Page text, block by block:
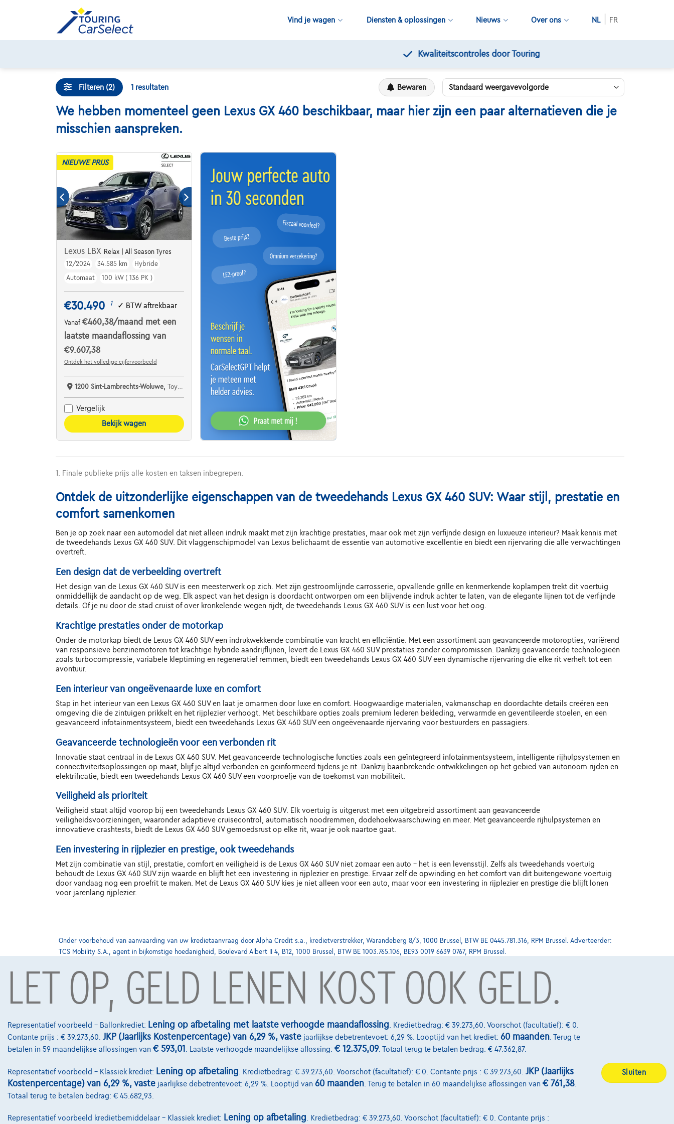
Vind je wagen Diensten & oplossingen Nieuws Over ons NL FR
Filteren (2) 1 resultaten Bewaren
We hebben momenteel geen Lexus GX 460 beschikbaar, maar hier zijn een paar alternatieven die je
misschien aanspreken.
NIEUWE PRIJS
Lexus LBX Relax | All Season Tyres
12/2024
34.585 km
Hybride
Automaat
100 kW ( 136 PK )
€30.490 1 ✓ BTW aftrekbaar
Vanaf €460,38/maand met een
laatste maandaflossing van
€9.607,38
Ontdek het volledige cijfervoorbeeld
1200 Sint-Lambrechts-Woluwe, Toyota City Approved Used Woluwe
Vergelijk
Bekijk wagen
1. Finale publieke prijs alle kosten en taksen inbegrepen.
Ontdek de uitzonderlijke eigenschappen van de tweedehands Lexus GX 460 SUV: Waar stijl, prestatie en
comfort samenkomen
Ben je op zoek naar een automodel dat niet alleen indruk maakt met zijn krachtige prestaties, maar ook met zijn verfijnde design en luxueuze interieur? Maak kennis met
de tweedehands Lexus GX 460 SUV. Dit vlaggenschipmodel van Lexus belichaamt de essentie van automotive excellentie en biedt een rijervaring die alle verwachtingen
overtreft.
Een design dat de verbeelding overtreft
Het design van de Lexus GX 460 SUV is een meesterwerk op zich. Met zijn gestroomlijnde carrosserie, opvallende grille en kenmerkende koplampen trekt dit voertuig
onmiddellijk de aandacht op de weg. Elk aspect van het design is doordacht ontworpen om een blijvende indruk achter te laten, van de elegante lijnen tot de verfijnde
details. Of je nu door de stad cruist of over kronkelende wegen rijdt, de tweedehands Lexus GX 460 SUV is een lust voor het oog.
Krachtige prestaties onder de motorkap
Onder de motorkap biedt de Lexus GX 460 SUV een indrukwekkende combinatie van kracht en efficiëntie. Met een assortiment aan geavanceerde motoropties, variërend
van responsieve benzinemotoren tot krachtige hybride aandrijflijnen, levert de Lexus GX 460 SUV prestaties zonder compromissen. Dankzij geavanceerde technologieën
zoals turbocompressie, variabele kleptiming en regeneratief remmen, biedt een tweedehands Lexus GX 460 SUV een dynamische rijervaring die elke rit verheft tot een
avontuur.
Een interieur van ongeëvenaarde luxe en comfort
Stap in het interieur van een Lexus GX 460 SUV en laat je omarmen door luxe en comfort. Hoogwaardige materialen, vakmanschap en doordachte details creëren een
omgeving die de zintuigen prikkelt en het rijplezier verhoogt. Met beschikbare opties zoals premium lederen bekleding, verwarmde en geventileerde stoelen, en een
geavanceerd infotainmentsysteem, biedt een tweedehands Lexus GX 460 SUV een ongeëvenaarde rijervaring voor bestuurders en passagiers.
Geavanceerde technologieën voor een verbonden rit
Innovatie staat centraal in de Lexus GX 460 SUV. Met geavanceerde technologische functies zoals een geïntegreerd infotainmentsysteem, intelligente rijhulpsystemen en
connectiviteitsoplossingen op maat, blijf je altijd verbonden en geïnformeerd tijdens je rit. Dankzij baanbrekende ontwikkelingen op het gebied van autonoom rijden en
elektrificatie, biedt een tweedehands Lexus GX 460 SUV een voorproefje van de toekomst van mobiliteit.
Veiligheid als prioriteit
Veiligheid staat altijd voorop bij een tweedehands Lexus GX 460 SUV. Elk voertuig is uitgerust met een uitgebreid assortiment aan geavanceerde
veiligheidsvoorzieningen, waaronder adaptieve cruisecontrol, automatisch noodremmen, dodehoekwaarschuwing en meer. Met geavanceerde rijhulpsystemen en
innovatieve crashtests, biedt de Lexus GX 460 SUV gemoedsrust op elke rit, waar je ook naartoe gaat.
Een investering in rijplezier en prestige, ook tweedehands
Met zijn combinatie van stijl, prestatie, comfort en veiligheid is de Lexus GX 460 SUV niet zomaar een auto - het is een levensstijl. Zelfs als tweedehands voertuig
behoudt de Lexus GX 460 SUV zijn waarde en blijft het een investering in rijplezier en prestige. Ervaar zelf de opwinding en het comfort van dit buitengewone voertuig
door vandaag nog een proefrit te maken. Met de Lexus GX 460 SUV kies je niet alleen voor een auto, maar voor een investering in rijplezier en prestige die blijft lonen
voor jarenlang rijplezier.
Onder voorbehoud van aanvaarding van uw kredietaanvraag door Alpha Credit s.a., kredietverstrekker, Warandeberg 8/3, 1000 Brussel, BTW BE 0445.781.316, RPM Brussel. Adverteerder:
TCS Mobility S.A., agent in bijkomstige hoedanigheid, Boulevard Albert II 4, B12, 1000 Brussel, BTW BE 1003.765.106, BE93 0019 6639 0767, RPM Brussel.
LET OP, GELD LENEN KOST OOK GELD.
Representatief voorbeeld – Ballonkrediet: Lening op afbetaling met laatste verhoogde maandaflossing . Kredietbedrag: € 39.273,60. Voorschot (facultatief): € 0.
Contante prijs : € 39.273,60. JKP (Jaarlijks Kostenpercentage) van 6,29 %, vaste jaarlijkse debetrentevoet: 6,29 %. Looptijd van het krediet: 60 maanden . Terug te
betalen in 59 maandelijkse aflossingen van € 593,01 . Laatste verhoogde maandelijkse aflossing: € 12.375,09. Totaal terug te betalen bedrag: € 47.362,87.
Representatief voorbeeld – Klassiek krediet: Lening op afbetaling . Kredietbedrag: € 39.273,60. Voorschot (facultatief): € 0. Contante prijs : € 39.273,60. JKP (Jaarlijks
Kostenpercentage) van 6,29 %, vaste jaarlijkse debetrentevoet: 6,29 %. Looptijd van 60 maanden . Terug te betalen in 60 maandelijkse aflossingen van € 761,38
Totaal terug te betalen bedrag: € 45.682,93.
Representatief voorbeeld kredietbemiddelaar – Klassiek krediet: Lening op afbetaling. Kredietbedrag: € 39.273,60. Voorschot (facultatief): € 0. Contante prijs :
Sluiten
Contact
info@touringcarselect.be
Koning Albert II-laan 4, B12
1000 Brussel
Diensten & Oplossingen
Pechverhelping verzekering
Financiering
Lease en persoonlijke lease
Over Ons
Word klant
Wie zijn we
Onze dealers
Onze team